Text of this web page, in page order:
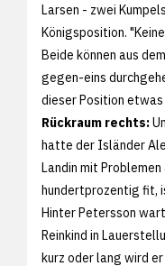
Larsen - zwei
Königsposition.
Beide können aus
gegen-eins
dieser Position
Rückraum rechts:
hatte der Isländer
Landin mit
hundertprozentig fit,
Hinter Petersson
Reinkind in
kurz oder lang wird